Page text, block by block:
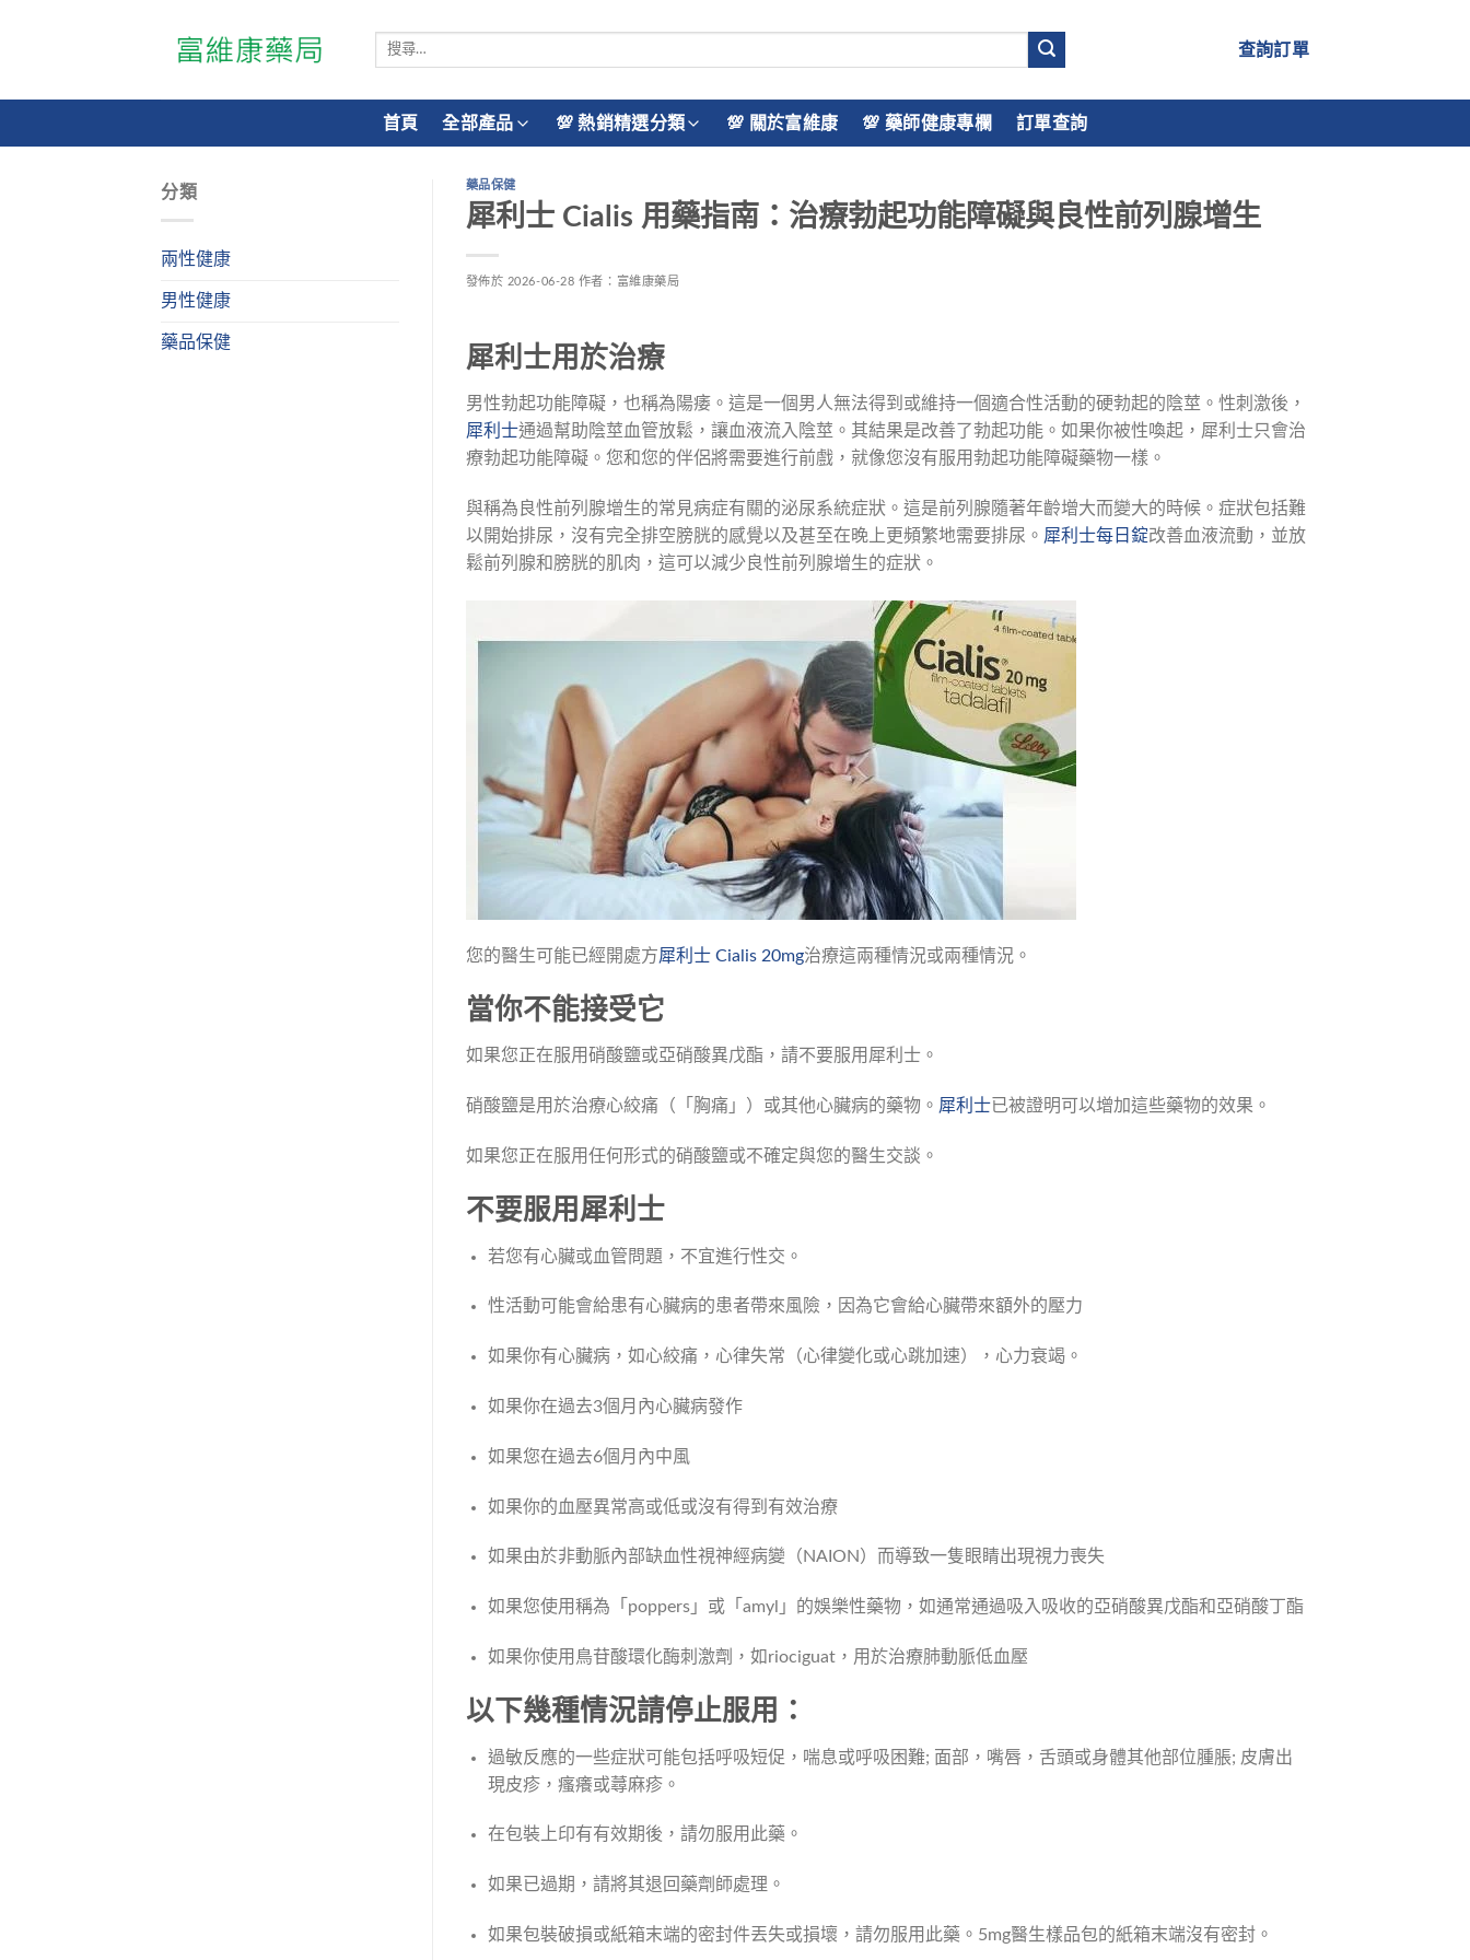
搜
鍵
字:
查詢訂單
首頁 全部產品 💯 熱銷精選分類 💯 關於富維康 💯 藥師健康專欄 訂單查詢
分類
兩性健康
男性健康
藥品保健
藥品保健
犀利士 Cialis 用藥指南：治療勃起功能障礙與良性前列腺增生
發佈於 2026-06-28 作者： 富維康藥局
犀利士用於治療
男性勃起功能障礙，也稱為陽痿。這是一個男人無法得到或維持一個適合性活動的硬勃起的陰莖。性刺激後，
犀利士通過幫助陰莖血管放鬆，讓血液流入陰莖。其結果是改善了勃起功能。如果你被性喚起，犀利士只會治
療勃起功能障礙。您和您的伴侶將需要進行前戲，就像您沒有服用勃起功能障礙藥物一樣。
與稱為良性前列腺增生的常見病症有關的泌尿系統症狀。這是前列腺隨著年齡增大而變大的時候。症狀包括難
以開始排尿，沒有完全排空膀胱的感覺以及甚至在晚上更頻繁地需要排尿。 犀利士每日錠改善血液流動，並放
鬆前列腺和膀胱的肌肉，這可以減少良性前列腺增生的症狀。
您的醫生可能已經開處方犀利士 Cialis 20mg治療這兩種情況或兩種情況。
當你不能接受它
如果您正在服用硝酸鹽或亞硝酸異戊酯，請不要服用犀利士。
硝酸鹽是用於治療心絞痛（「胸痛」）或其他心臟病的藥物。 犀利士已被證明可以增加這些藥物的效果。
如果您正在服用任何形式的硝酸鹽或不確定與您的醫生交談。
不要服用犀利士
若您有心臟或血管問題，不宜進行性交。
性活動可能會給患有心臟病的患者帶來風險，因為它會給心臟帶來額外的壓力
如果你有心臟病，如心絞痛，心律失常（心律變化或心跳加速），心力衰竭。
如果你在過去3個月內心臟病發作
如果您在過去6個月內中風
如果你的血壓異常高或低或沒有得到有效治療
如果由於非動脈內部缺血性視神經病變（NAION）而導致一隻眼睛出現視力喪失
如果您使用稱為「poppers」或「amyl」的娛樂性藥物，如通常通過吸入吸收的亞硝酸異戊酯和亞硝酸丁酯
如果你使用鳥苷酸環化酶刺激劑，如riociguat，用於治療肺動脈低血壓
以下幾種情況請停止服用：
過敏反應的一些症狀可能包括呼吸短促，喘息或呼吸困難; 面部，嘴唇，舌頭或身體其他部位腫脹; 皮膚出
現皮疹，瘙癢或蕁麻疹。
在包裝上印有有效期後，請勿服用此藥。
如果已過期，請將其退回藥劑師處理。
如果包裝破損或紙箱末端的密封件丟失或損壞，請勿服用此藥。5mg醫生樣品包的紙箱末端沒有密封。